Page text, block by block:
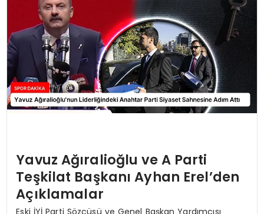
Yavuz Ağıralioğlu ve A Parti
Teşkilat Başkanı Ayhan Erel’den
Açıklamalar
Eski İYİ Parti Sözcüsü ve Genel Başkan Yardımcısı